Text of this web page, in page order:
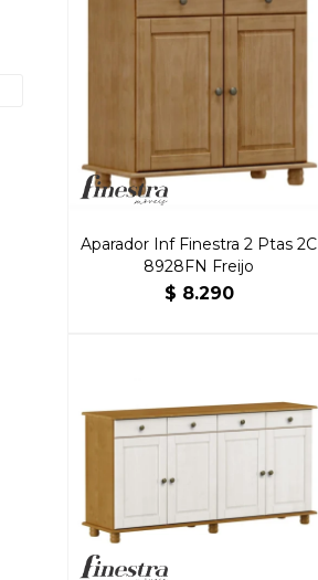
Aparador Inf Finestra 2 Ptas 2C
8928FN Freijo
$ 8.290